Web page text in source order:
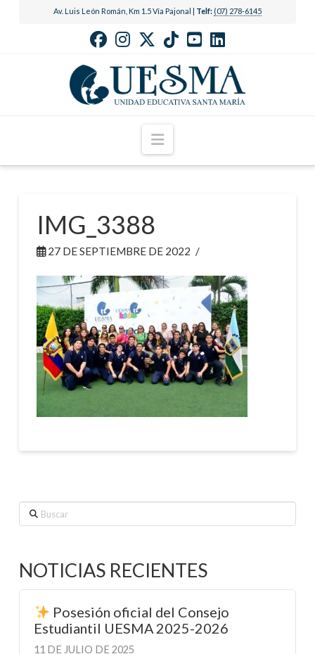
Av. Luis León Román, Km 1.5 Vía Pajonal | Telf: (07) 278-6145
Navigation
IMG_3388
27 DE SEPTIEMBRE DE 2022
Buscar
NOTICIAS RECIENTES
Posesión oficial del Consejo
Estudiantil UESMA 2025-2026
11 DE JULIO DE 2025